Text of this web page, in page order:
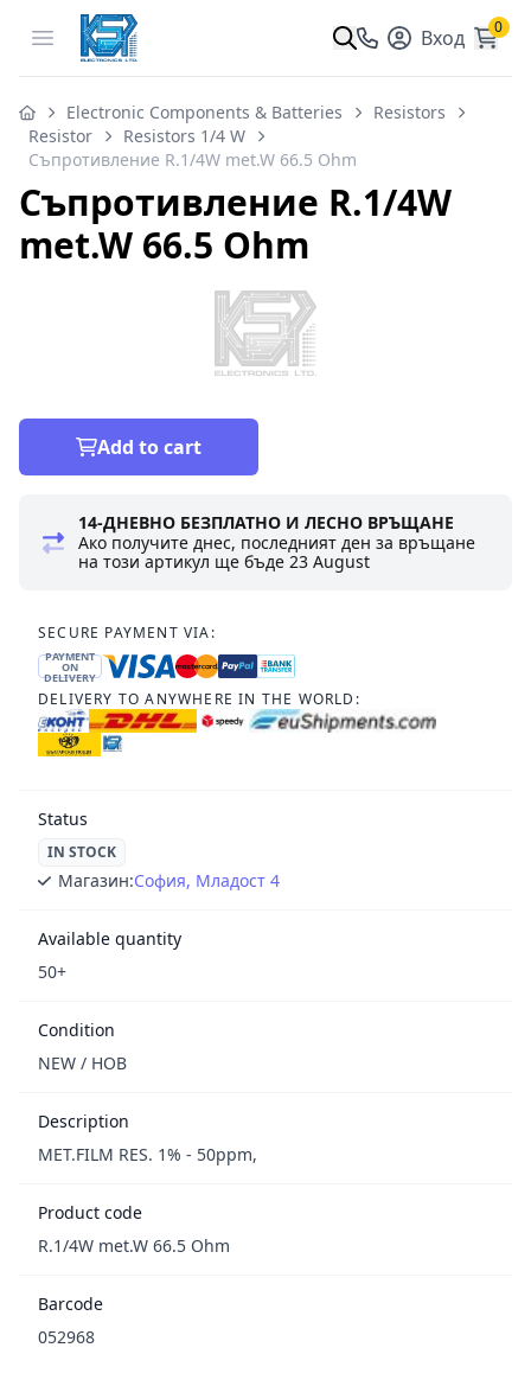
Open menu Вход 0
Electronic Components & Batteries
Resistors
Resistor
Resistors 1/4 W
Съпротивление R.1/4W met.W 66.5 Ohm
Съпротивление R.1/4W
met.W 66.5 Ohm
Add to cart
14-ДНЕВНО БЕЗПЛАТНО И ЛЕСНО ВРЪЩАНЕ
Ако получите днес, последният ден за връщане
на този артикул ще бъде23 August
SECURE PAYMENT VIA:
PAYMENT
ON
DELIVERY
DELIVERY TO ANYWHERE IN THE WORLD:
Status
IN STOCK
Магазин:София, Младост 4
Available quantity
50+
Condition
NEW / НОВ
Description
MET.FILM RES. 1% - 50ppm,
Product code
R.1/4W met.W 66.5 Ohm
Barcode
052968